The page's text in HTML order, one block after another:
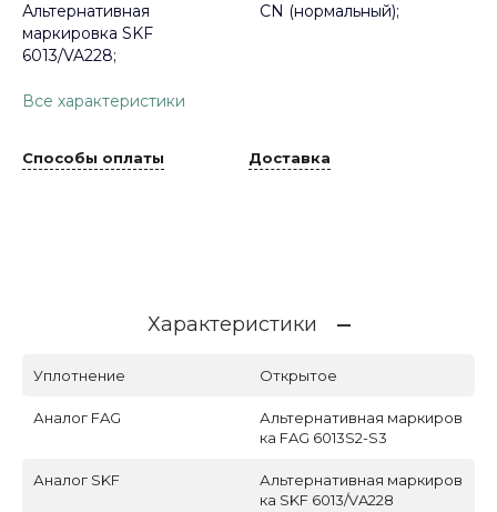
Альтернативная
маркировка SKF
6013/VA228;
CN (нормальный);
Все характеристики
Способы оплаты Доставка
Характеристики
Уплотнение Открытое
Аналог FAG
Альтернативная маркиров
ка FAG 6013S2-S3
Аналог SKF
Альтернативная маркиров
ка SKF 6013/VA228